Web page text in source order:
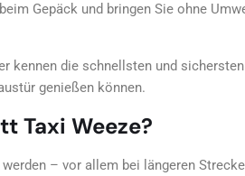
Gepäck und bringen Sie ohne
kennen die schnellsten und
genießen können.
Taxi Weeze?
– vor allem bei längeren